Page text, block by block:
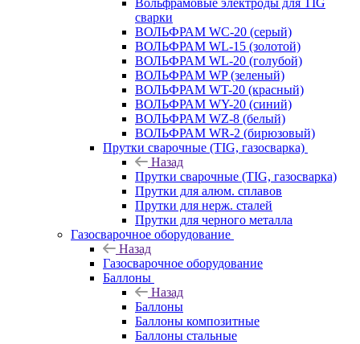
Вольфрамовые электроды для TIG
сварки
ВОЛЬФРАМ WC-20 (серый)
ВОЛЬФРАМ WL-15 (золотой)
ВОЛЬФРАМ WL-20 (голубой)
ВОЛЬФРАМ WP (зеленый)
ВОЛЬФРАМ WT-20 (красный)
ВОЛЬФРАМ WY-20 (синий)
ВОЛЬФРАМ WZ-8 (белый)
ВОЛЬФРАМ WR-2 (бирюзовый)
Прутки сварочные (TIG, газосварка)
Назад
Прутки сварочные (TIG, газосварка)
Прутки для алюм. сплавов
Прутки для нерж. сталей
Прутки для черного металла
Газосварочное оборудование
Назад
Газосварочное оборудование
Баллоны
Назад
Баллоны
Баллоны композитные
Баллоны стальные